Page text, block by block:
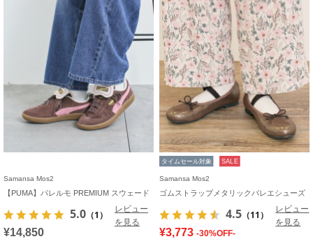
Samansa Mos2
【PUMA】パレルモ PREMIUM スウェード
5.0 （1）
レビュー
を見る
¥14,850
タイムセール対象 SALE
Samansa Mos2
ゴムストラップメタリックバレエシューズ
4.5 （11）
レビュー
を見る
¥3,773 -30%OFF-